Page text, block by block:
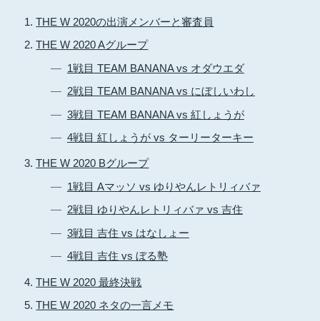
THE W 2020の出演メンバーと審査員
THE W 2020 Aグループ
1戦目 TEAM BANANA vs オダウエダ
2戦目 TEAM BANANA vs にぼしいわし
3戦目 TEAM BANANA vs 紅しょうが
4戦目 紅しょうが vs ターリーターキー
THE W 2020 Bグループ
1戦目 Aマッソ vs ゆりやんレトリィバァ
2戦目 ゆりやんレトリィバァ vs 吉住
3戦目 吉住 vs はなしょー
4戦目 吉住 vs ぼる塾
THE W 2020 最終決戦
THE W 2020 ネタの一言メモ